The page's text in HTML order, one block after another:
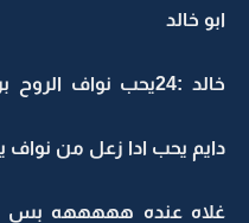
ابو خالد
خالد :24يحب نواف
دايم يحب ادا زعل من
غلاه عنده هههههه بس